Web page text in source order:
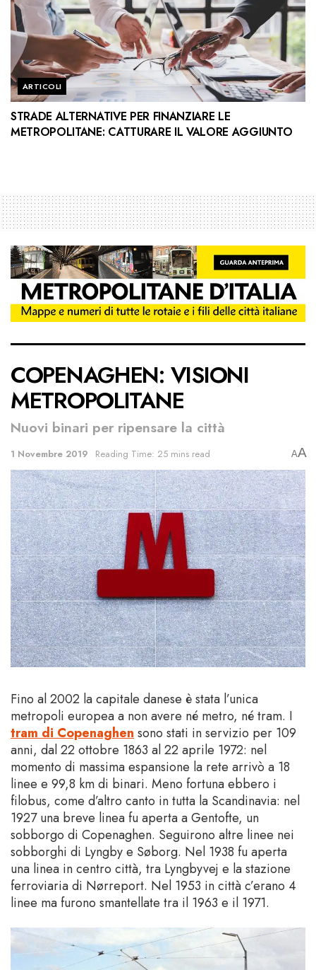
ARTICOLI
STRADE ALTERNATIVE PER FINANZIARE LE
METROPOLITANE: CATTURARE IL VALORE AGGIUNTO
COPENAGHEN: VISIONI
METROPOLITANE
Nuovi binari per ripensare la città
1 Novembre 2019 Reading Time: 25 mins read AA
Fino al 2002 la capitale danese è stata l’unica
metropoli europea a non avere né metro, né tram. I
tram di Copenaghen sono stati in servizio per 109
anni, dal 22 ottobre 1863 al 22 aprile 1972: nel
momento di massima espansione la rete arrivò a 18
linee e 99,8 km di binari. Meno fortuna ebbero i
filobus, come d’altro canto in tutta la Scandinavia: nel
1927 una breve linea fu aperta a Gentofte, un
sobborgo di Copenaghen. Seguirono altre linee nei
sobborghi di Lyngby e Søborg. Nel 1938 fu aperta
una linea in centro città, tra Lyngbyvej e la stazione
ferroviaria di Nørreport. Nel 1953 in città c’erano 4
linee ma furono smantellate tra il 1963 e il 1971.